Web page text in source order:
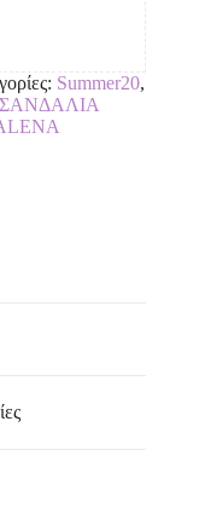
Summer20,
ΣΑΝΔΑΛΙΑ